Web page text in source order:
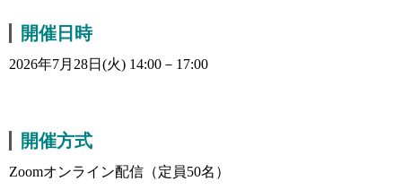
開催日時
2026年7月28日(火) 14:00－17:00
開催方式
Zoomオンライン配信（定員50名）